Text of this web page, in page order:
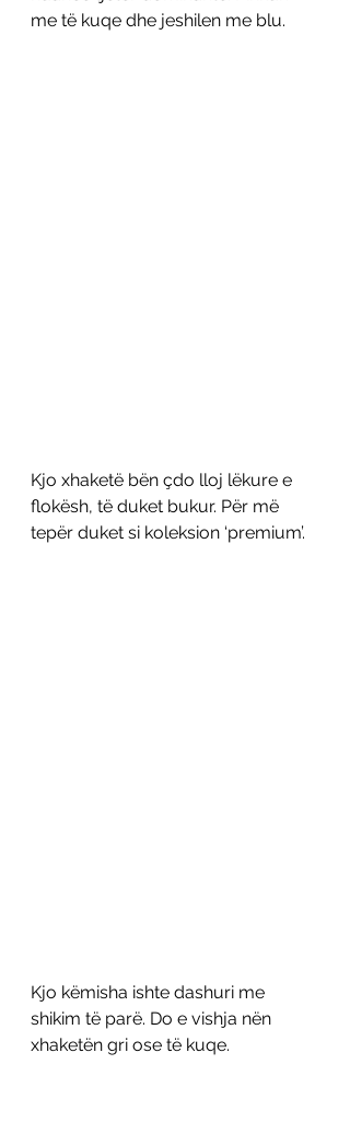
me të kuqe dhe jeshilen me blu.
Kjo xhaketë bën çdo lloj lëkure e
flokësh, të duket bukur. Për më
tepër duket si koleksion ‘premium’.
Kjo këmisha ishte dashuri me
shikim të parë. Do e vishja nën
xhaketën gri ose të kuqe.